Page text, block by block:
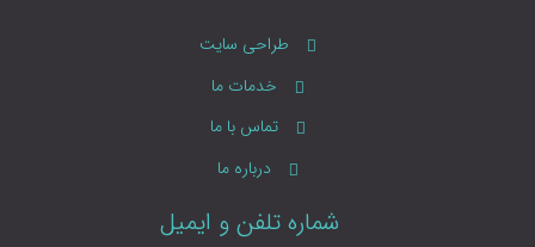
طراحی سایت
خدمات ما
تماس با ما
درباره ما
شماره تلفن و ایمیل